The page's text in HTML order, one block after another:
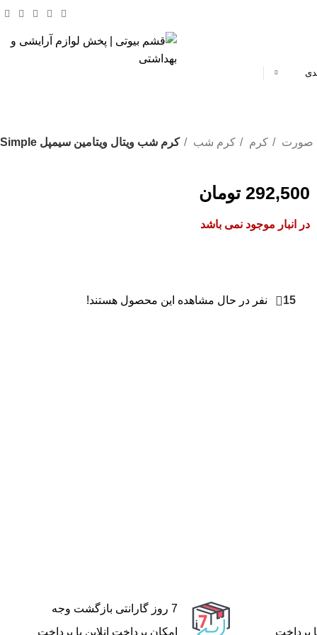
صورت کرم کرم شب کرم شب ویتال ویتامین سیمپل Simple
292,500 تومان
در انبار موجود نمی باشد
15 نفر در حال مشاهده این محصول هستند!
پرداخت
7 روز گارانتی بازگشت وجه
امکان پرداخت انلاین یا پرداخت